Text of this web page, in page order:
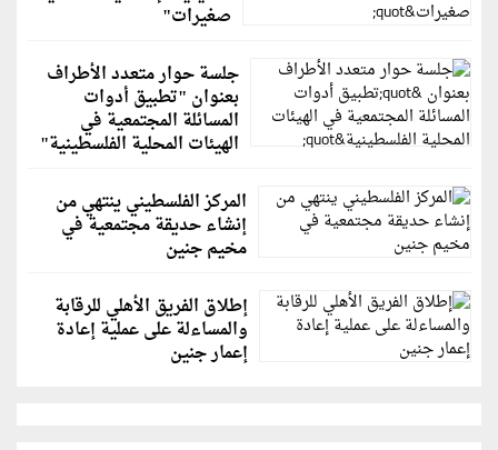
صغيرات"
جلسة حوار متعدد الأطراف
بعنوان "تطبيق أدوات
المسائلة المجتمعية في
الهيئات المحلية الفلسطينية"
المركز الفلسطيني ينتهي من
إنشاء حديقة مجتمعية في
مخيم جنين
إطلاق الفريق الأهلي للرقابة
والمساءلة على عملية إعادة
إعمار جنين